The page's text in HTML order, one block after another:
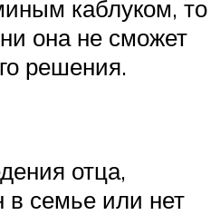
каблуком, то
она не сможет
решения.
отца,
в семье или нет